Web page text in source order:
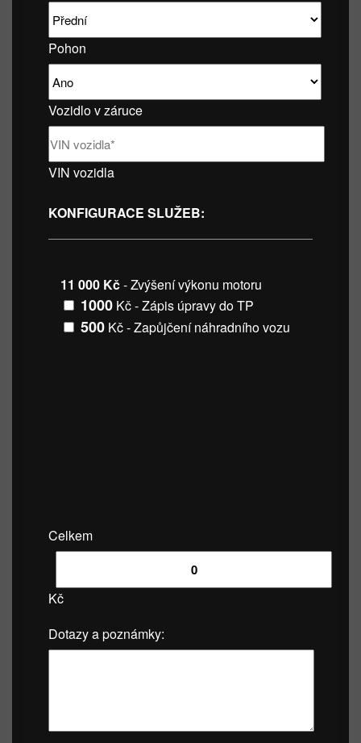
Pohon
Vozidlo v záruce
VIN vozidla
KONFIGURACE SLUŽEB:
11 000 Kč- Zvýšení výkonu motoru
1000 Kč - Zápis úpravy do TP
500 Kč - Zapůjčení náhradního vozu
Celkem
Kč
Dotazy a poznámky: